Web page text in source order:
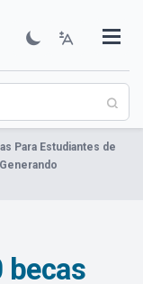
Para Estudiantes de